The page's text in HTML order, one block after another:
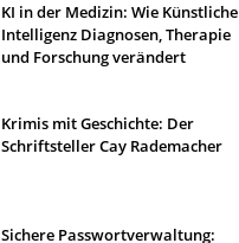
KI in der Medizin: Wie Künstliche
Intelligenz Diagnosen, Therapie
und Forschung verändert
Krimis mit Geschichte: Der
Schriftsteller Cay Rademacher
Sichere Passwortverwaltung: